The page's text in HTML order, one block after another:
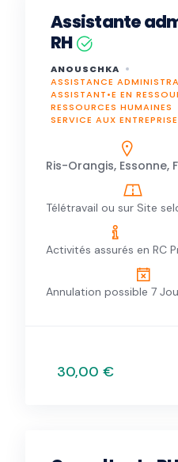
Assistante
RH
ANOUSCHKA
ASSISTANCE
ASSISTANT•E EN
RESSOURCES HUMAINES
SERVICE AUX
Ris-Orangis, Essonne,
Télétravail ou sur Site
Activités assurés en RC
Annulation possible 7
30,00 €